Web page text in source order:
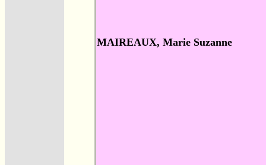
MAIREAUX, Marie Suzanne